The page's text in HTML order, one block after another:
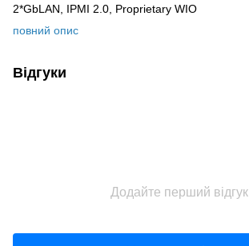
2*GbLAN, IPMI 2.0, Proprietary WIO
повний опис
Відгуки
Додайте перший відгук